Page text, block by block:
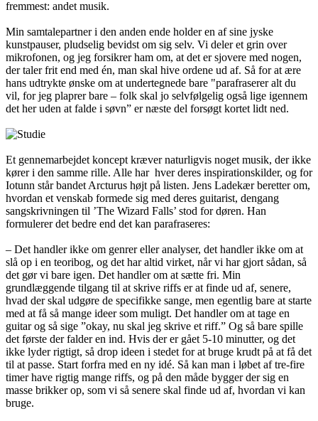
fremmest: andet musik.
Min samtalepartner i den anden ende holder en af sine jyske
kunstpauser, pludselig bevidst om sig selv. Vi deler et grin over
mikrofonen, og jeg forsikrer ham om, at det er sjovere med nogen,
der taler frit end med én, man skal hive ordene ud af. Så for at ære
hans udtrykte ønske om at undertegnede bare "parafraserer alt du
vil, for jeg plaprer bare – folk skal jo selvfølgelig også lige igennem
det her uden at falde i søvn” er næste del forsøgt kortet lidt ned.
Et gennemarbejdet koncept kræver naturligvis noget musik, der ikke
kører i den samme rille. Alle har hver deres inspirationskilder, og for
Iotunn står bandet Arcturus højt på listen. Jens Ladekær beretter om,
hvordan et venskab formede sig med deres guitarist, dengang
sangskrivningen til ’The Wizard Falls’ stod for døren. Han
formulerer det bedre end det kan parafraseres:
– Det handler ikke om genrer eller analyser, det handler ikke om at
slå op i en teoribog, og det har altid virket, når vi har gjort sådan, så
det gør vi bare igen. Det handler om at sætte fri. Min
grundlæggende tilgang til at skrive riffs er at finde ud af, senere,
hvad der skal udgøre de specifikke sange, men egentlig bare at starte
med at få så mange ideer som muligt. Det handler om at tage en
guitar og så sige ”okay, nu skal jeg skrive et riff.” Og så bare spille
det første der falder en ind. Hvis der er gået 5-10 minutter, og det
ikke lyder rigtigt, så drop ideen i stedet for at bruge krudt på at få det
til at passe. Start forfra med en ny idé. Så kan man i løbet af tre-fire
timer have rigtig mange riffs, og på den måde bygger der sig en
masse brikker op, som vi så senere skal finde ud af, hvordan vi kan
bruge.